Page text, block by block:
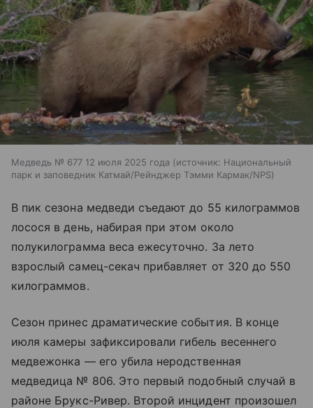
Медведь № 677 12 июля 2025 года источник: Национальный
парк и заповедник Катмай/Рейнджер Тэмми Кармак/NPS
В пик сезона медведи съедают до 55 килограммов
лосося в день, набирая при этом около
полукилограмма веса ежесуточно. За лето
взрослый самец-секач прибавляет от 320 до 550
килограммов.
Сезон принес драматические события. В конце
июля камеры зафиксировали гибель весеннего
медвежонка — его убила неродственная
медведица № 806. Это первый подобный случай в
районе Брукс-Ривер. Второй инцидент произошел